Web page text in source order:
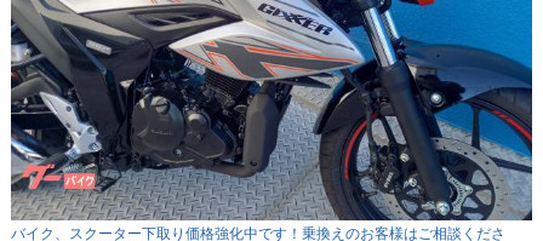
バイク、スクーター下取り価格強化中です！乗換えのお客様はご相談くださ